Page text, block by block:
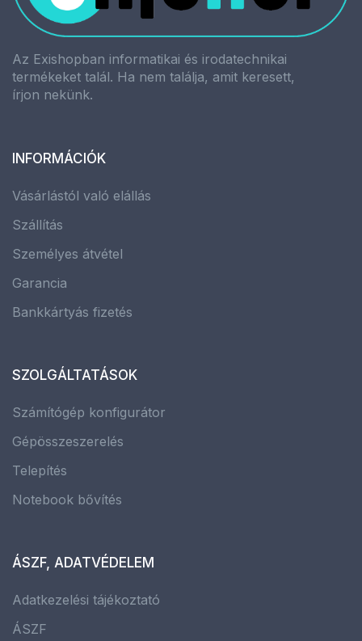
Az Exishopban informatikai és irodatechnikai
termékeket talál. Ha nem találja, amit keresett,
írjon nekünk.
INFORMÁCIÓK
Vásárlástól való elállás
Szállítás
Személyes átvétel
Garancia
Bankkártyás fizetés
SZOLGÁLTATÁSOK
Számítógép konfigurátor
Gépösszeszerelés
Telepítés
Notebook bővítés
ÁSZF, ADATVÉDELEM
Adatkezelési tájékoztató
ÁSZF